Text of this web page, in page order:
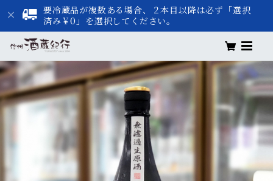
要冷蔵品が複数ある場合、２本目以降は必ず「選択
済み￥0」を選択してください。